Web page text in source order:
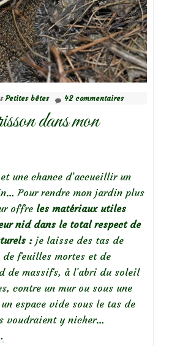
Petites bêtes 42 commentaires
dans mon
et une chance d’accueillir un
Pour rendre mon jardin plus
offre les matériaux utiles
nid dans le total respect de
: je laisse des tas de
de feuilles mortes et de
de massifs, à l’abri du soleil
contre un mur ou sous une
espace vide sous le tas de
voudraient y nicher…